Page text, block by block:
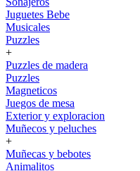
Juguetes Bebe
Musicales
Puzzles
+
Puzzles de madera
Puzzles
Magneticos
Juegos de mesa
Exterior y exploracion
Muñecos y peluches
+
Muñecas y bebotes
Animalitos